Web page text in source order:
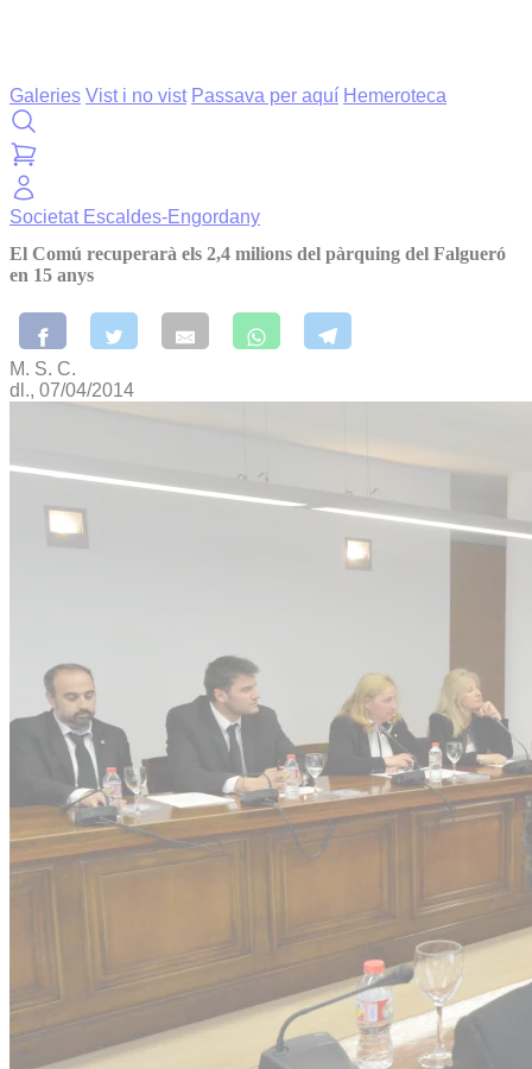
Galeries Vist i no vist Passava per aquí Hemeroteca
Societat Escaldes-Engordany
El Comú recuperarà els 2,4 milions del pàrquing del Falgueró
en 15 anys
M. S. C.
dl., 07/04/2014